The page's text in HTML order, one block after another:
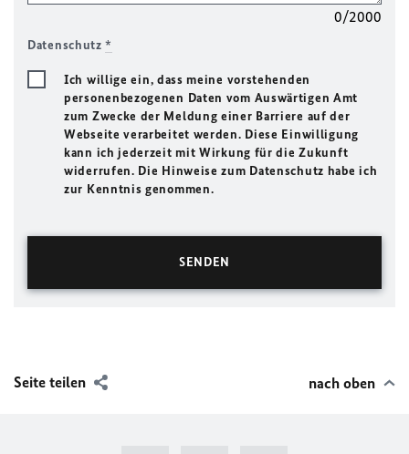
0/2000
Datenschutz*
Ich willige ein, dass meine vorstehenden
personenbezogenen Daten vom Auswärtigen Amt
zum Zwecke der Meldung einer Barriere auf der
Webseite verarbeitet werden. Diese Einwilligung
kann ich jederzeit mit Wirkung für die Zukunft
widerrufen. Die Hinweise zum Datenschutz habe ich
zur Kenntnis genommen.
Seite teilen nach oben